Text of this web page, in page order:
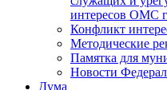
интересов ОМС
Конфликт
Методические
Памятка для
Новости
Дума